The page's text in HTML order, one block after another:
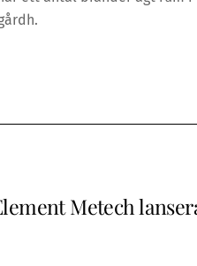
Metech